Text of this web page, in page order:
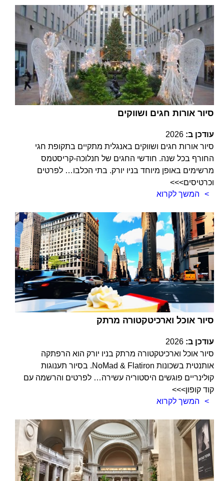
סיור אורות חגים ושווקים
עודכן ב: 2026
סיור אורות חגים ושווקים באנגלית מתקיים בתקופת חגי
החורף בכל שנה. חודשי החגים של חנלוכה-קריסטמס
מרשימים באופן מיוחד בניו יורק. בתי הכלבו… לפרטים
וכרטיסים>>>
המשך לקרוא
סיור אוכל וארכיטקטורה מרתק
עודכן ב: 2026
סיור אוכל וארכיטקטורה מרתק בניו יורק הוא הרפתקה
אותנטית בשכונות NoMad & Flatiron. בסיור תענוגות
קולינריים פוגשים היסטוריה עשירה… לפרטים והרשמה עם
קוד קופון>>>
המשך לקרוא